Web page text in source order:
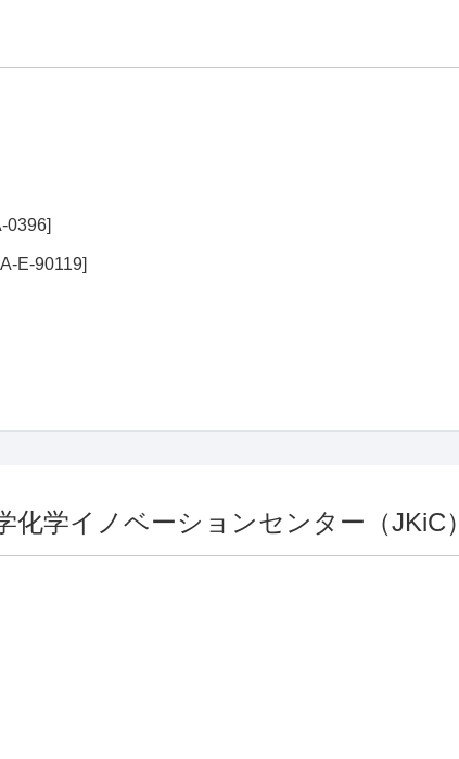
0396]
E-90119]
化学イノベーションセンター（JKiC）